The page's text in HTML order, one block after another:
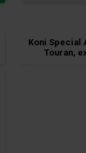
Koni Special
Touran,